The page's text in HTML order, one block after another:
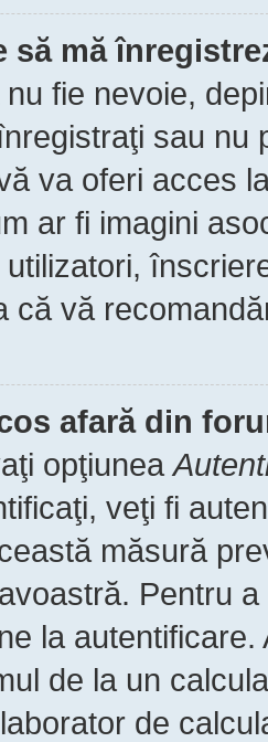
să mă
fie nevoie,
sau nu
va oferi acces
ar fi imagini
că vă
afară din
opţiunea
veţi fi
măsură
Pentru
la
de la un
de